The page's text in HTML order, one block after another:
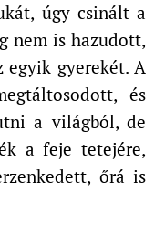
úgy csinált a
nem is hazudott,
egyik gyerekét. A
és
a világból, de
a feje tetejére,
őrá is